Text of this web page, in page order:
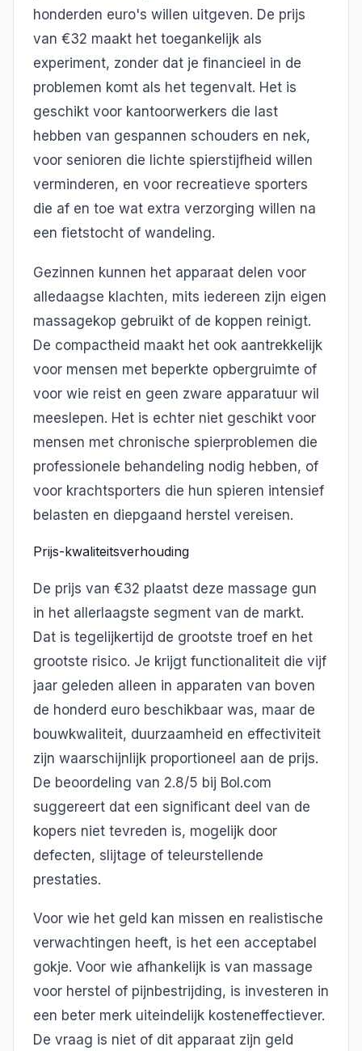
honderden euro's willen uitgeven. De prijs
van €32 maakt het toegankelijk als
experiment, zonder dat je financieel in de
problemen komt als het tegenvalt. Het is
geschikt voor kantoorwerkers die last
hebben van gespannen schouders en nek,
voor senioren die lichte spierstijfheid willen
verminderen, en voor recreatieve sporters
die af en toe wat extra verzorging willen na
een fietstocht of wandeling.
Gezinnen kunnen het apparaat delen voor
alledaagse klachten, mits iedereen zijn eigen
massagekop gebruikt of de koppen reinigt.
De compactheid maakt het ook aantrekkelijk
voor mensen met beperkte opbergruimte of
voor wie reist en geen zware apparatuur wil
meeslepen. Het is echter niet geschikt voor
mensen met chronische spierproblemen die
professionele behandeling nodig hebben, of
voor krachtsporters die hun spieren intensief
belasten en diepgaand herstel vereisen.
Prijs-kwaliteitsverhouding
De prijs van €32 plaatst deze massage gun
in het allerlaagste segment van de markt.
Dat is tegelijkertijd de grootste troef en het
grootste risico. Je krijgt functionaliteit die vijf
jaar geleden alleen in apparaten van boven
de honderd euro beschikbaar was, maar de
bouwkwaliteit, duurzaamheid en effectiviteit
zijn waarschijnlijk proportioneel aan de prijs.
De beoordeling van 2.8/5 bij Bol.com
suggereert dat een significant deel van de
kopers niet tevreden is, mogelijk door
defecten, slijtage of teleurstellende
prestaties.
Voor wie het geld kan missen en realistische
verwachtingen heeft, is het een acceptabel
gokje. Voor wie afhankelijk is van massage
voor herstel of pijnbestrijding, is investeren in
een beter merk uiteindelijk kosteneffectiever.
De vraag is niet of dit apparaat zijn geld